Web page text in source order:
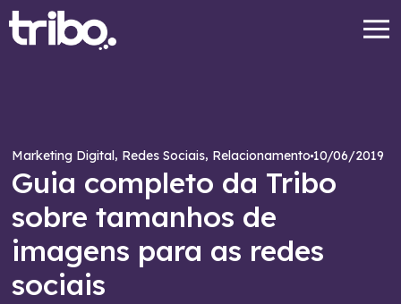
Marketing Digital, Redes Sociais, Relacionamento10/06/2019
Guia completo da Tribo
sobre tamanhos de
imagens para as redes
sociais